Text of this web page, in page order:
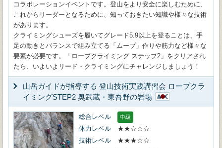
コラボレーションイベントです。登山をより安全に楽しむために、
これからリーダーとなるために、知っておきたい知識や様々な技術
があります。
クライミングシューズを履いてグレード5.9以上を登ることは、手
足の動きとバランスで組み立てる「ムーブ」作りや筋力など様々な
要素が必要です。「ロープクライミング ステップ2」をクリアされ
たら、いよいよリード・クライミングにチャレンジしましょう！
山岳ガイドが指導する 登山技術実践講習会 ロープクラ
イミングSTEP2 奥武蔵・東吾野の岩場
総合レベル 中級
体力レベル
★★☆☆☆
技術レベル
★★★☆☆